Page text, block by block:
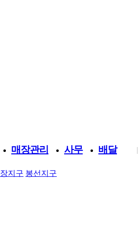
매장관리 사무 배달 |
지구 봉선지구